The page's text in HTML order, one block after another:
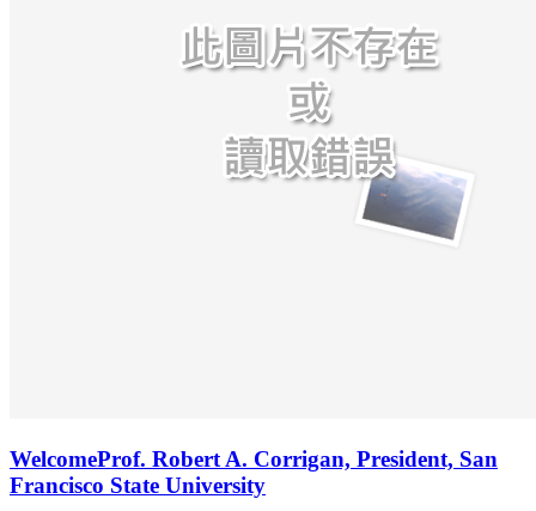
WelcomeProf. Robert A. Corrigan, President, San
Francisco State University